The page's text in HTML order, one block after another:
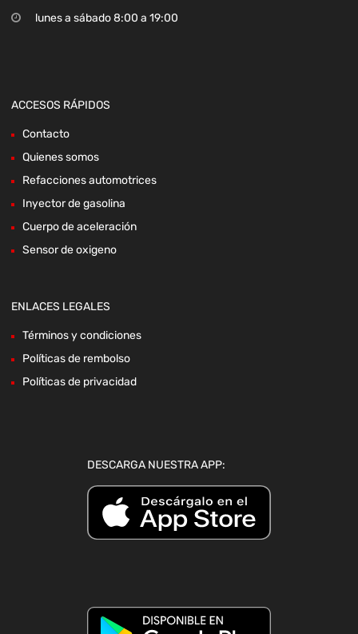
lunes a sábado 8:00 a 19:00
ACCESOS RÁPIDOS
Contacto
Quienes somos
Refacciones automotrices
Inyector de gasolina
Cuerpo de aceleración
Sensor de oxigeno
ENLACES LEGALES
Términos y condiciones
Políticas de rembolso
Políticas de privacidad
DESCARGA NUESTRA APP: